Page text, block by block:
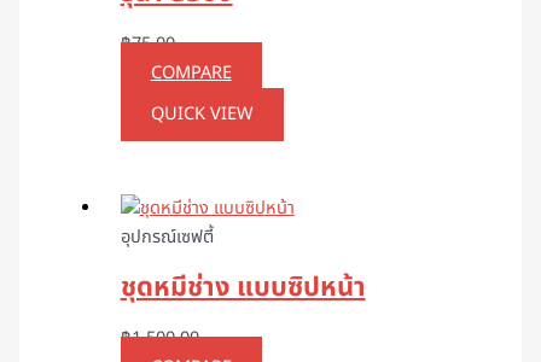
฿75.00
COMPARE
QUICK VIEW
อุปกรณ์เซฟตี้
ชุดหมีช่าง แบบซิปหน้า
฿1,500.00